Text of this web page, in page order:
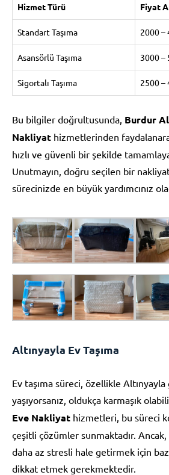
Hizmet Türü Fiyat
Standart Taşıma 2000 –
Asansörlü Taşıma 3000 –
Sigortalı Taşıma 2500 –
Bu bilgiler doğrultusunda, Burdur
Nakliyat hizmetlerinden
hızlı ve güvenli bir şekilde
Unutmayın, doğru seçilen bir
sürecinizde en büyük yardımcınız
Altınyayla Ev Taşıma
Ev taşıma süreci, özellikle
yaşıyorsanız, oldukça karmaşık
Eve Nakliyat hizmetleri, bu süreci
çeşitli çözümler sunmaktadır. Ancak,
daha az stresli hale getirmek için
dikkat etmek gerekmektedir.